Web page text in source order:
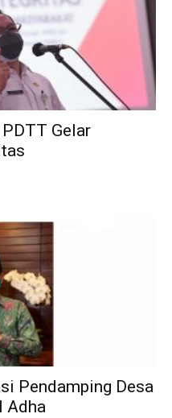
Gelar
Pendamping Desa
Adha